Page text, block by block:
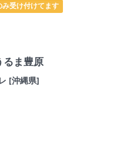
受け付けてます
るま豊原
[沖縄県]